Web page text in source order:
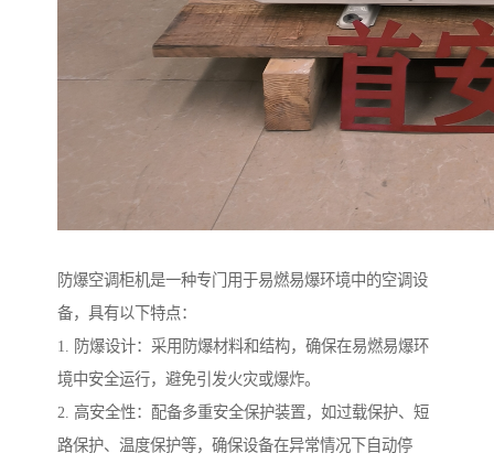
防爆空调柜机是一种专门用于易燃易爆环境中的空调设
备，具有以下特点：
1. 防爆设计：采用防爆材料和结构，确保在易燃易爆环
境中安全运行，避免引发火灾或爆炸。
2. 高安全性：配备多重安全保护装置，如过载保护、短
路保护、温度保护等，确保设备在异常情况下自动停